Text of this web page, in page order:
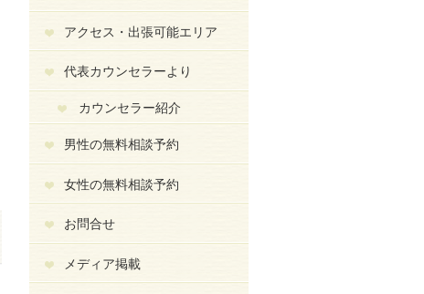
アクセス・出張可能エリア
代表カウンセラーより
カウンセラー紹介
男性の無料相談予約
女性の無料相談予約
お問合せ
メディア掲載